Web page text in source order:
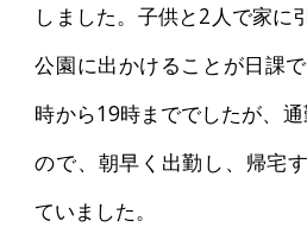
しました。子供と2人で家に
公園に出かけることが日課
時から19時まででしたが、
ので、朝早く出勤し、帰宅
ていました。